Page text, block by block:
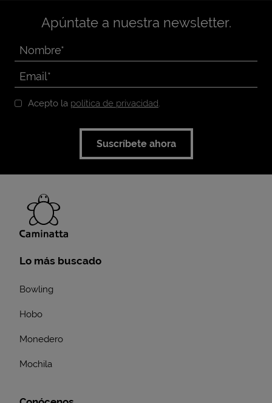
Apúntate a nuestra newsletter.
Acepto la política de privacidad.
Suscríbete ahora
Lo más buscado
Bowling
Hobo
Monedero
Mochila